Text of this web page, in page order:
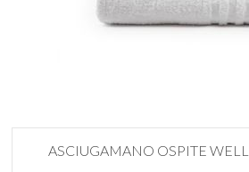
ASCIUGAMANO OSPITE